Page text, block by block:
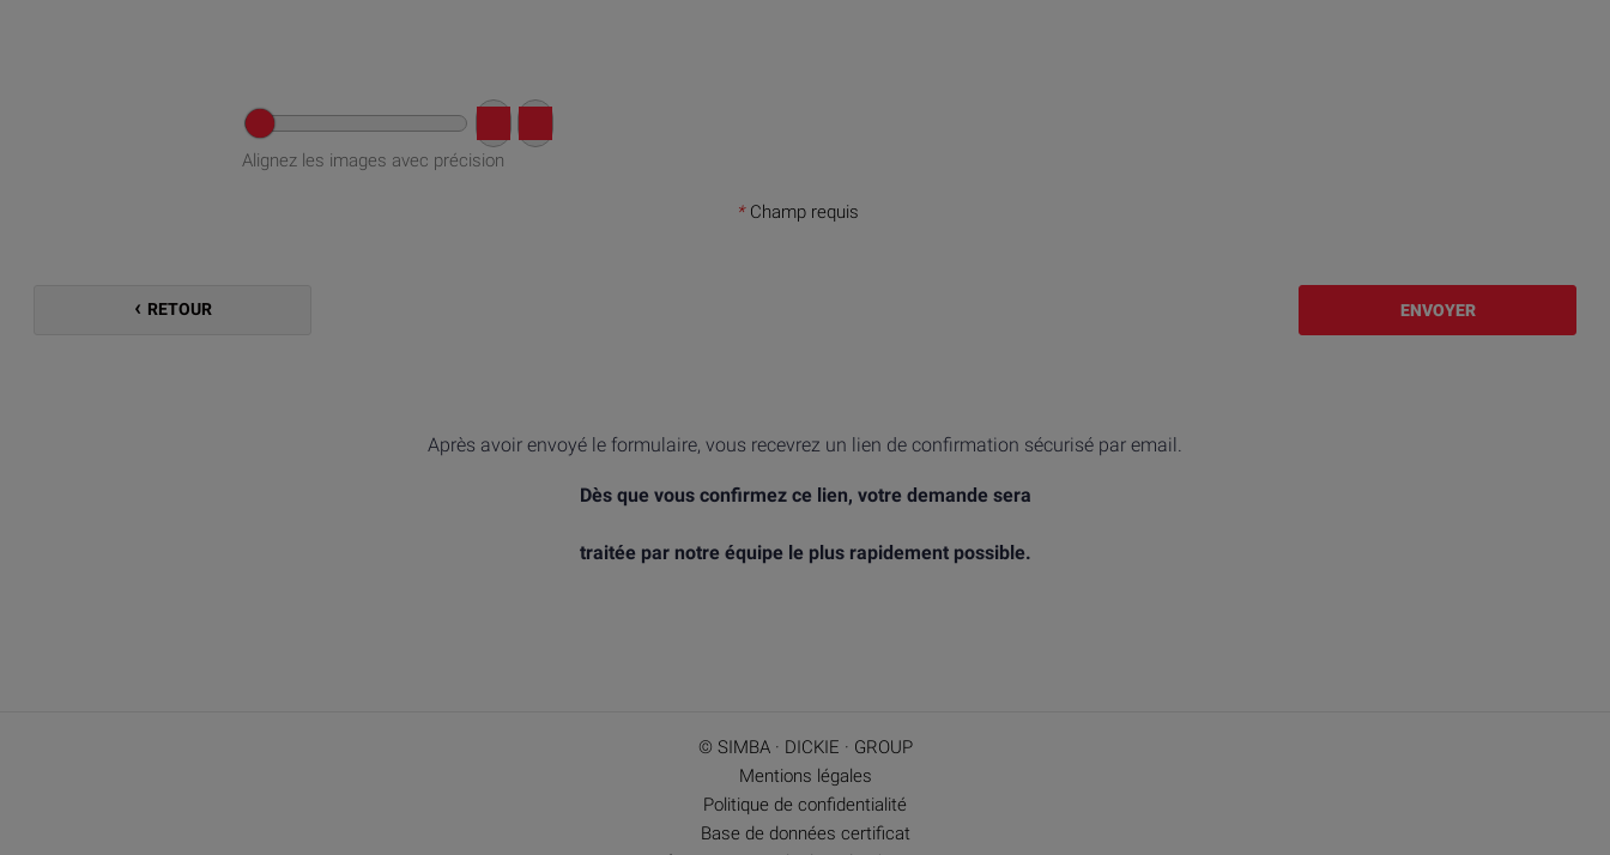
Alignez les images avec précision
*Champ requis
RETOUR ENVOYER
Après avoir envoyé le formulaire, vous recevrez un lien de confirmation sécurisé par email.
Dès que vous confirmez ce lien, votre demande sera
traitée par notre équipe le plus rapidement possible.
© SIMBA · DICKIE · GROUP
Mentions légales
Politique de confidentialité
Base de données certificat